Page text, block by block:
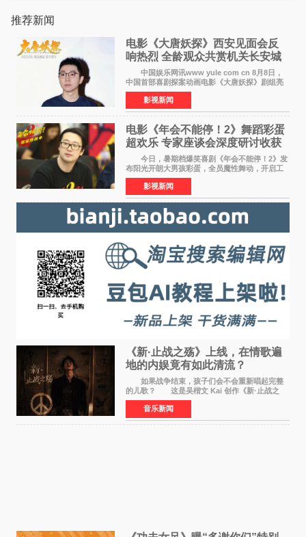
推荐新闻
电影《大唐妖探》西安见面会反
响热烈 全龄观众共赏机关长安城
中国娱乐网讯www yule com cn 8月8日，
中国首部喜剧探案动画电影《大唐妖探》剧组亮
相西安，举办线下见面会活动。导演程腾、联合
导演黄珉、总制片人曹紫建、制片人李莹莹、领
衔声音出演雷淞然
影视新闻
电影《年会不能停！2》舞蹈彩蛋
超欢乐 专家座谈会深度研讨收获
满满
今日，暑期档爆笑喜剧《年会不能停！2》发
布阳光开朗大男孩彩蛋，全员魔性舞动，开启工
位狂欢模式。影片于昨日同步举办专家座谈会，
导演董润年、总制片人应萝佳出席现场，与一众
业内、学界专家
影视新闻
《新·止战之殇》上线，在情歌遍
地的内娱竟有如此清流？
如果战争结束，孩子们会不会重新唱起完整
的儿歌？ 这是吴楷文 Kai 创作《新·止战之
殇》时最初的想法。 从伊朗相关冲突引发的
地区局势，到世界各地仍在发生的动荡与不安，
战争从来不只
音乐新闻